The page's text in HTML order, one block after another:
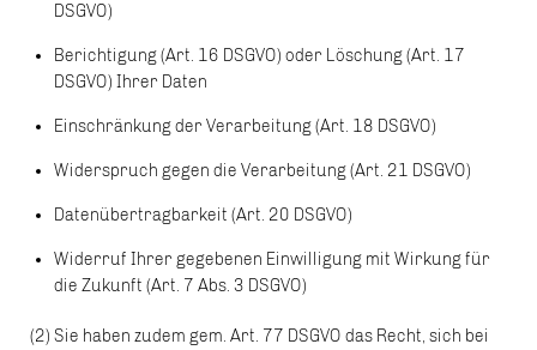
DSGVO)
Berichtigung (Art. 16 DSGVO) oder Löschung (Art. 17
DSGVO) Ihrer Daten
Einschränkung der Verarbeitung (Art. 18 DSGVO)
Widerspruch gegen die Verarbeitung (Art. 21 DSGVO)
Datenübertragbarkeit (Art. 20 DSGVO)
Widerruf Ihrer gegebenen Einwilligung mit Wirkung für
die Zukunft (Art. 7 Abs. 3 DSGVO)
(2) Sie haben zudem gem. Art. 77 DSGVO das Recht, sich bei